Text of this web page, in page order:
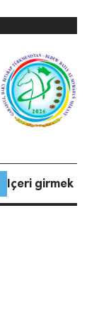
Içeri girmek